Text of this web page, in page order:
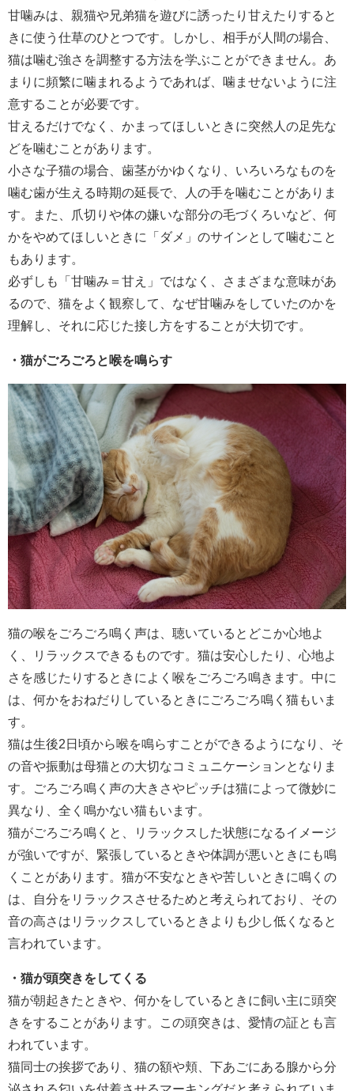
甘噛みは、親猫や兄弟猫を遊びに誘ったり甘えたりすると
きに使う仕草のひとつです。しかし、相手が人間の場合、
猫は噛む強さを調整する方法を学ぶことができません。あ
まりに頻繁に噛まれるようであれば、噛ませないように注
意することが必要です。
甘えるだけでなく、かまってほしいときに突然人の足先な
どを噛むことがあります。
小さな子猫の場合、歯茎がかゆくなり、いろいろなものを
噛む歯が生える時期の延長で、人の手を噛むことがありま
す。また、爪切りや体の嫌いな部分の毛づくろいなど、何
かをやめてほしいときに「ダメ」のサインとして噛むこと
もあります。
必ずしも「甘噛み＝甘え」ではなく、さまざまな意味があ
るので、猫をよく観察して、なぜ甘噛みをしていたのかを
理解し、それに応じた接し方をすることが大切です。
・猫がごろごろと喉を鳴らす
猫の喉をごろごろ鳴く声は、聴いているとどこか心地よ
く、リラックスできるものです。猫は安心したり、心地よ
さを感じたりするときによく喉をごろごろ鳴きます。中に
は、何かをおねだりしているときにごろごろ鳴く猫もいま
す。
猫は生後2日頃から喉を鳴らすことができるようになり、そ
の音や振動は母猫との大切なコミュニケーションとなりま
す。ごろごろ鳴く声の大きさやピッチは猫によって微妙に
異なり、全く鳴かない猫もいます。
猫がごろごろ鳴くと、リラックスした状態になるイメージ
が強いですが、緊張しているときや体調が悪いときにも鳴
くことがあります。猫が不安なときや苦しいときに鳴くの
は、自分をリラックスさせるためと考えられており、その
音の高さはリラックスしているときよりも少し低くなると
言われています。
・猫が頭突きをしてくる
猫が朝起きたときや、何かをしているときに飼い主に頭突
きをすることがあります。この頭突きは、愛情の証とも言
われています。
猫同士の挨拶であり、猫の額や頬、下あごにある腺から分